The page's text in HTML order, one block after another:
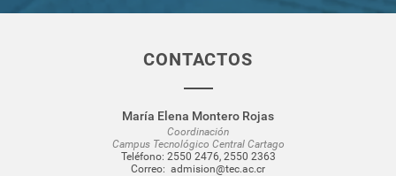
CONTACTOS
María Elena Montero Rojas
Coordinación
Campus Tecnológico Central Cartago
Teléfono: 2550 2476, 2550 2363
Correo: admision@tec.ac.cr